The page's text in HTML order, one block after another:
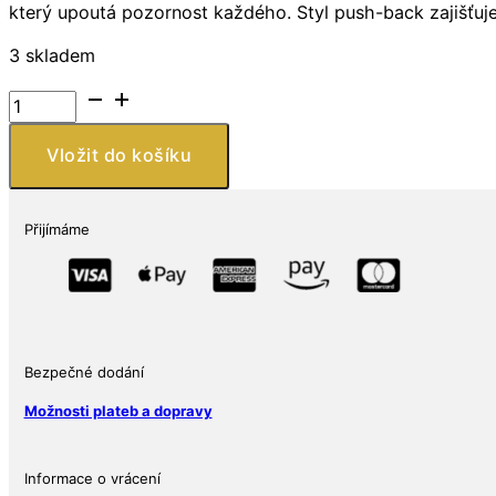
který upoutá pozornost každého. Styl push-back
3 skladem
Náušnice
ze
stříbra
květinami
barevným
Vložit do košíku
Přijímáme
Bezpečné dodání
Možnosti plateb a dopravy
Informace o vrácení